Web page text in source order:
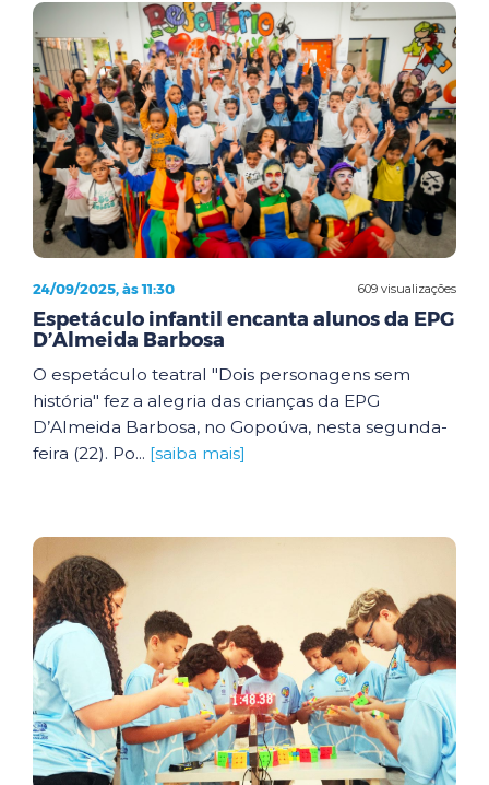
609 visualizações
24/09/2025, às 11:30
Espetáculo infantil encanta alunos da EPG
D’Almeida Barbosa
O espetáculo teatral "Dois personagens sem
história" fez a alegria das crianças da EPG
D’Almeida Barbosa, no Gopoúva, nesta segunda-
feira (22). Po... [saiba mais]